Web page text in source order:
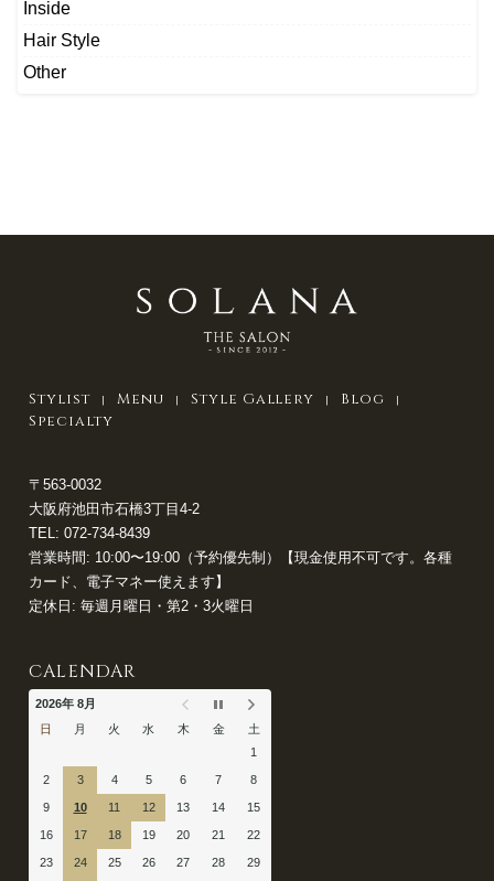
Inside
Hair Style
Other
Stylist Menu Style Gallery
Blog
Specialty
〒563-0032
大阪府池田市石橋3丁目4-2
TEL: 072-734-8439
営業時間: 10:00〜19:00（予約優先制）【現金使用不可です。各種
カード、電子マネー使えます】
定休日: 毎週月曜日・第2・3火曜日
CALENDAR
2026年 8月
日
月 火 水 木 金
土
1
2 3 4 5 6 7 8
9 10 11 12 13 14 15
16 17 18 19 20 21 22
23 24 25 26 27 28 29